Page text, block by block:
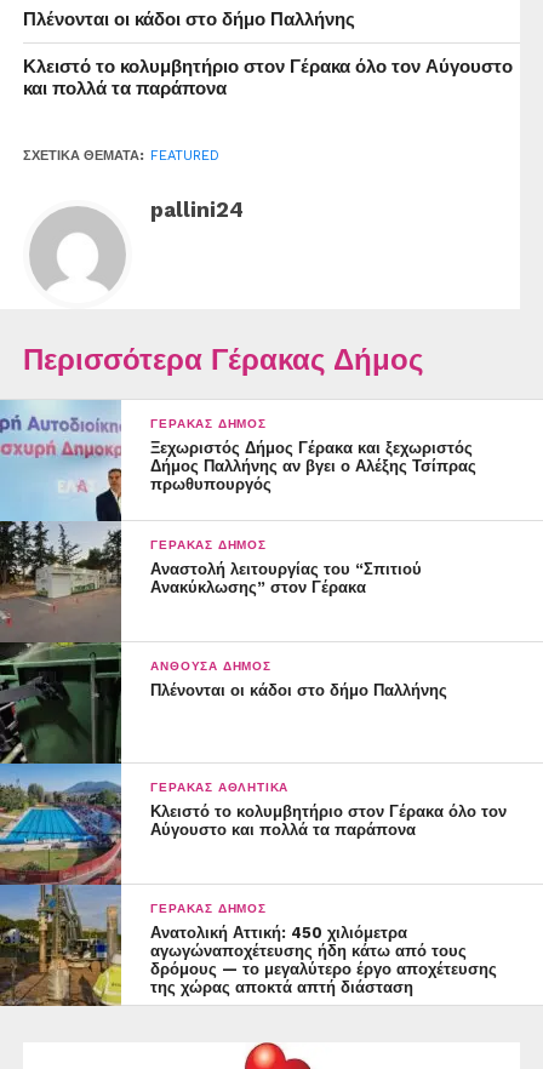
παραδοσιακής μουσικής «Palmós» θα παρουσιάσουν ένα
ξεχωριστό μουσικό πρόγραμμα με τραγούδια και
μελωδίες της ελληνικής παράδοσης, σε μια βραδιά
Καλλιτεχνική διεύθυνση και λύρα: Ηλίας Ζούτσος.
Πλένονται οι κάδοι στο δήμο Παλλήνης
Κλειστό το κολυμβητήριο στον Γέρακα όλο τον Αύγουστο
και πολλά τα παράπονα
ΣΧΕΤΙΚΆ ΘΈΜΑΤΑ: FEATURED
pallini24
Περισσότερα Γέρακας Δήμος
ΓΈΡΑΚΑΣ ΔΉΜΟΣ
Ξεχωριστός Δήμος Γέρακα και ξεχωριστός
Δήμος Παλλήνης αν βγει ο Αλέξης Τσίπρας
πρωθυπουργός
ΓΈΡΑΚΑΣ ΔΉΜΟΣ
Αναστολή λειτουργίας του “Σπιτιού
Ανακύκλωσης” στον Γέρακα
ΑΝΘΟΎΣΑ ΔΉΜΟΣ
Πλένονται οι κάδοι στο δήμο Παλλήνης
ΓΈΡΑΚΑΣ ΑΘΛΗΤΙΚΆ
Κλειστό το κολυμβητήριο στον Γέρακα όλο τον
Αύγουστο και πολλά τα παράπονα
ΓΈΡΑΚΑΣ ΔΉΜΟΣ
Ανατολική Αττική: 450 χιλιόμετρα
αγωγώναποχέτευσης ήδη κάτω από τους
δρόμους — το μεγαλύτερο έργο αποχέτευσης
της χώρας αποκτά απτή διάσταση